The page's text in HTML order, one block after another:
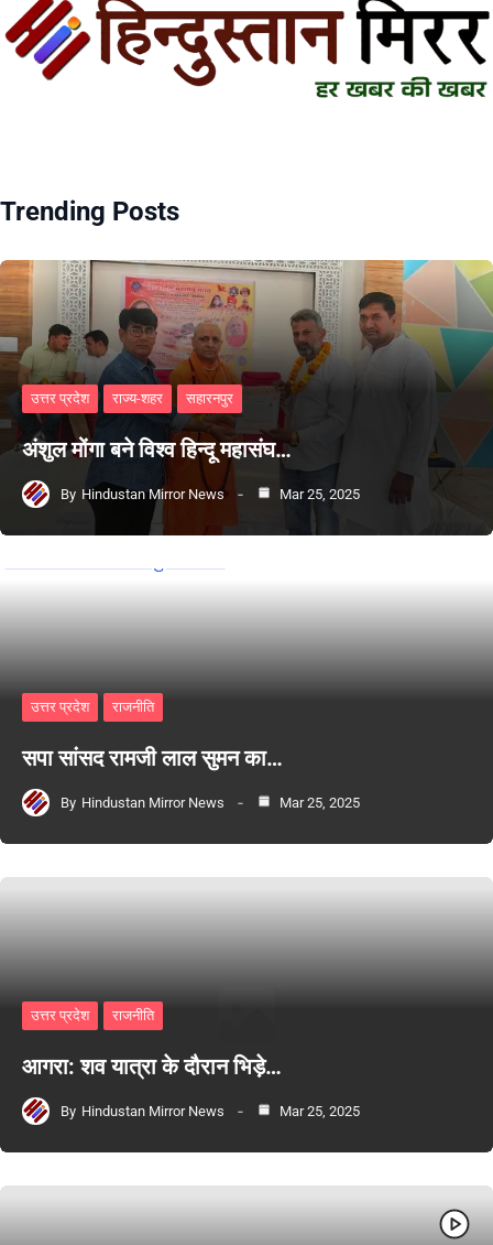
Trending Posts
उत्तर प्रदेश राज्य-शहर सहारनपुर
अंशुल मोंगा बने विश्व हिन्दू महासंघ…
By Hindustan Mirror News Mar 25, 2025
उत्तर प्रदेश राजनीति
सपा सांसद रामजी लाल सुमन का…
By Hindustan Mirror News Mar 25, 2025
उत्तर प्रदेश राजनीति
आगरा: शव यात्रा के दौरान भिड़े…
By Hindustan Mirror News Mar 25, 2025